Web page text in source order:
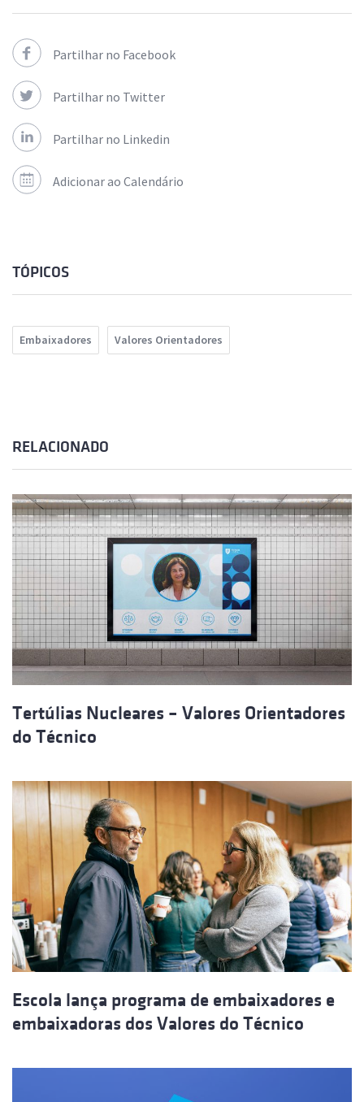
Partilhar no Facebook
Partilhar no Twitter
Partilhar no Linkedin
Adicionar ao Calendário
TÓPICOS
Embaixadores Valores Orientadores
RELACIONADO
Tertúlias Nucleares – Valores Orientadores
do Técnico
Escola lança programa de embaixadores e
embaixadoras dos Valores do Técnico